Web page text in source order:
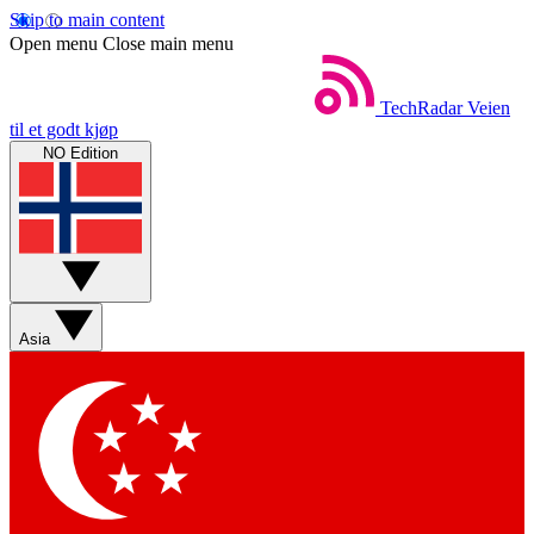
Skip to main content
Open menu Close main menu
TechRadar Veien
til et godt kjøp
NO Edition
Asia